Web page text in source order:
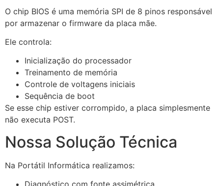
O chip BIOS é uma memória SPI de 8 pinos responsável
por armazenar o firmware da placa mãe.
Ele controla:
Inicialização do processador
Treinamento de memória
Controle de voltagens iniciais
Sequência de boot
Se esse chip estiver corrompido, a placa simplesmente
não executa POST.
Nossa Solução Técnica
Na Portátil Informática realizamos: